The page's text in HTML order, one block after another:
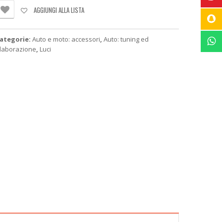
INGOMBRO
LED
AGGIUNGI ALLA LISTA
Auto e moto: accessori, Auto: tuning ed
, Luci